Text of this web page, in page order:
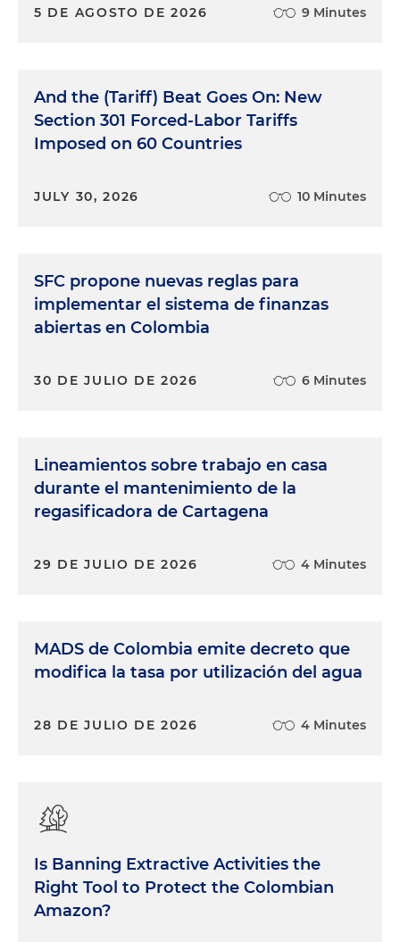
5 DE AGOSTO DE 2026 9 Minutes
And the (Tariff) Beat Goes On: New
Section 301 Forced-Labor Tariffs
Imposed on 60 Countries
JULY 30, 2026 10 Minutes
SFC propone nuevas reglas para
implementar el sistema de finanzas
abiertas en Colombia
30 DE JULIO DE 2026 6 Minutes
Lineamientos sobre trabajo en casa
durante el mantenimiento de la
regasificadora de Cartagena
29 DE JULIO DE 2026 4 Minutes
MADS de Colombia emite decreto que
modifica la tasa por utilización del agua
28 DE JULIO DE 2026 4 Minutes
Is Banning Extractive Activities the
Right Tool to Protect the Colombian
Amazon?